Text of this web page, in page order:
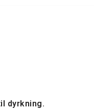
dyrkning.